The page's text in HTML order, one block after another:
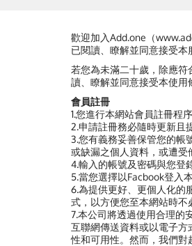
歡迎加入Add.one（
已閱讀、瞭解並同意接受本
若您為未滿二十歲，除應
讀、瞭解並同意接受本使用
會員註冊
1.您進行本網站會員註冊程
2.申請註冊務必隨時更新且
3.您有義務妥善保管您的帳
或缺漏之個人資料，或遭受
4.輸入的帳號及密碼與您登
5.當您選擇以Facbook登入
6.為提供更好、更個人化的
式，以方便您至本網站時不
7.本公司將透過使用合理的
互聯網傳送資料或以電子
性和可用性。然而，我們對